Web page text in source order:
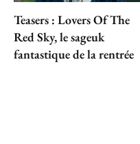
Teasers : Lovers Of The
Red Sky, le sageuk
fantastique de la rentrée